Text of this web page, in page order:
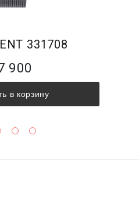
331708
900
в корзину